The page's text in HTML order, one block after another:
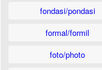
fondasi/pondasi
formal/formil
foto/photo